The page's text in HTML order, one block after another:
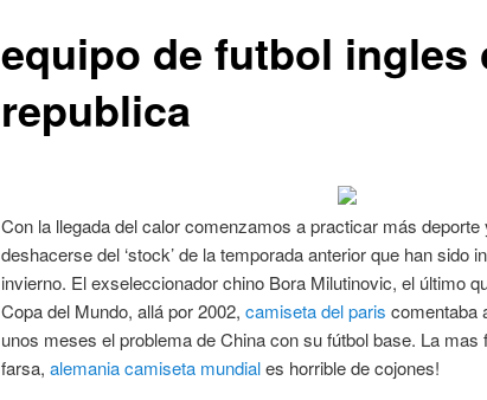
equipo de futbol ingles
republica
Con la llegada del calor comenzamos a practicar más deporte
deshacerse del ‘stock’ de la temporada anterior que han sido
invierno. El exseleccionador chino Bora Milutinovic, el último
Copa del Mundo, allá por 2002, camiseta del paris comentaba
unos meses el problema de China con su fútbol base. La mas
farsa, alemania camiseta mundiales horrible de cojones!